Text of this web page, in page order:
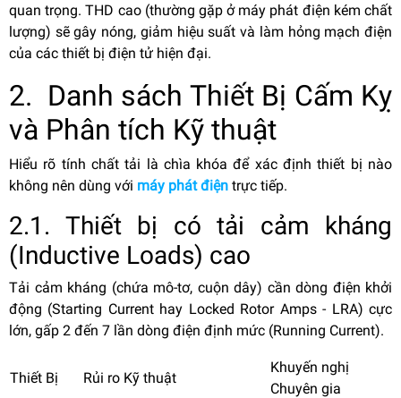
quan trọng. THD cao (thường gặp ở máy phát điện kém chất
lượng) sẽ gây nóng, giảm hiệu suất và làm hỏng mạch điện
của các thiết bị điện tử hiện đại.
2. Danh sách Thiết Bị Cấm Kỵ
và Phân tích Kỹ thuật
Hiểu rõ tính chất tải là chìa khóa để xác định thiết bị nào
không nên dùng với máy phát điện trực tiếp.
2.1. Thiết bị có tải cảm kháng
(Inductive Loads) cao
Tải cảm kháng (chứa mô-tơ, cuộn dây) cần dòng điện khởi
động (Starting Current hay Locked Rotor Amps - LRA) cực
lớn, gấp 2 đến 7 lần dòng điện định mức (Running Current).
Thiết Bị Rủi ro Kỹ thuật
Khuyến nghị
Chuyên gia